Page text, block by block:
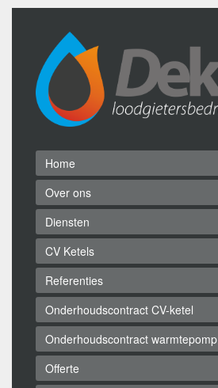
Home
Over ons
Diensten
CV Ketels
Referenties
Onderhoudscontract CV-ketel
Onderhoudscontract warmtepomp
Offerte